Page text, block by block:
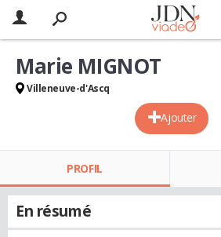
Ajouter
Marie MIGNOT
Villeneuve-d'Ascq
PROFIL
En résumé